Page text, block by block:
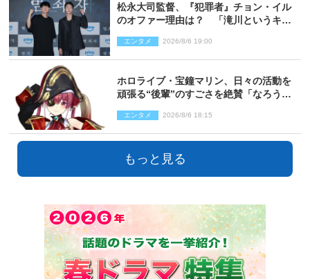
松永大司監督、『犯罪者』チョン・イル
のオファー理由は？ 「滝川というキャ
かった」
エンタメ 2026/8/6 19:00
ホロライブ・宝鐘マリン、日々の活動を
頑張る“後輩”のすごさを絶賛「なろう系
エンタメ 2026/8/6 18:15
もっと見る